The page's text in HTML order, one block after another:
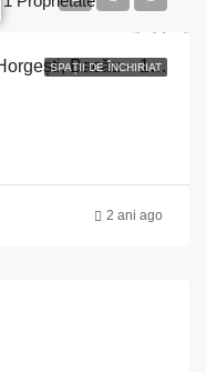
SPAȚII DE ÎNCHIRIAT
Spațiu comercial de închiriat în Horgești, Bacău – 130 mp cu vitrină de 7m
2 ani ago